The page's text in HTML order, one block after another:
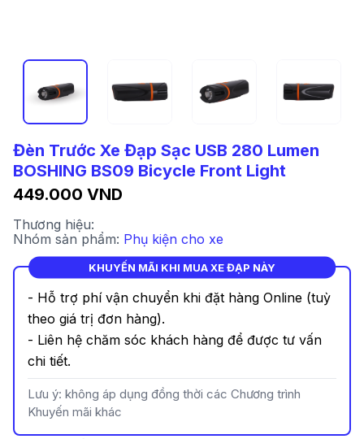
Đèn Trước Xe Đạp Sạc USB 280 Lumen
BOSHING BS09 Bicycle Front Light
449.000 VND
Thương hiệu:
Nhóm sản phẩm: Phụ kiện cho xe
KHUYẾN MÃI KHI MUA XE ĐẠP NÀY
- Hỗ trợ phí vận chuyển khi đặt hàng Online (tuỳ
theo giá trị đơn hàng).
- Liên hệ chăm sóc khách hàng để được tư vấn
chi tiết.
Lưu ý: không áp dụng đồng thời các Chương trình
Khuyến mãi khác